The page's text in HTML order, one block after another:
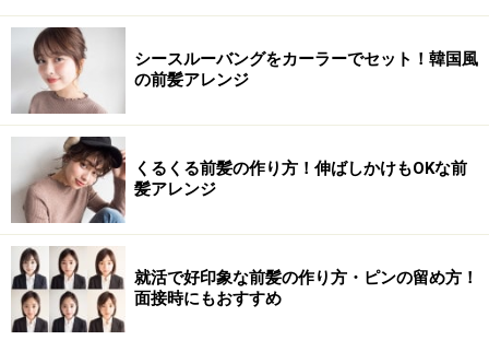
シースルーバングをカーラーでセット！韓国風
の前髪アレンジ
くるくる前髪の作り方！伸ばしかけもOKな前
髪アレンジ
就活で好印象な前髪の作り方・ピンの留め方！
面接時にもおすすめ